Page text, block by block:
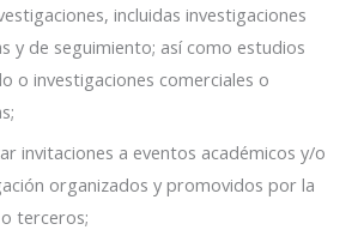
incluidas investigaciones
y de seguimiento; así como estudios
o investigaciones comerciales o
invitaciones a eventos académicos y/o
organizados y promovidos por la
terceros;